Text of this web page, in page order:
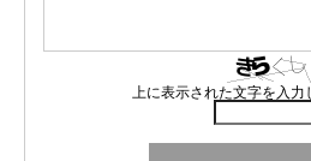
上に表示された文字を入力